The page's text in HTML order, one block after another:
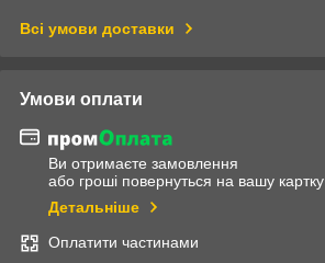
Всі умови доставки
Умови оплати
Ви отримаєте замовлення
або гроші повернуться на вашу картку
Детальніше
Оплатити частинами